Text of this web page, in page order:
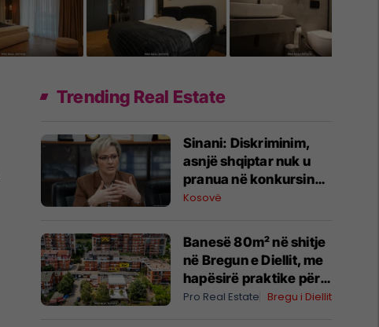
Trending Real Estate
Sinani: Diskriminim,
asnjë shqiptar nuk u
pranua në konkursin
për zjarrfikës në
Kosovë
Banesë 80m² në shitje
në Bregun e Diellit, me
hapësirë praktike për
familje #16079
Pro Real Estate Bregu i Diellit